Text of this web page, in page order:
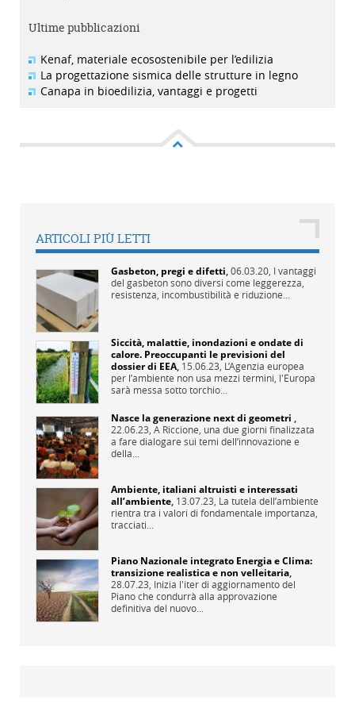
Ultime pubblicazioni
Kenaf, materiale ecosostenibile per l’edilizia
La progettazione sismica delle strutture in legno
Canapa in bioedilizia, vantaggi e progetti
ARTICOLI PIÙ LETTI
Gasbeton, pregi e difetti,06.03.20, I vantaggi
del gasbeton sono diversi come leggerezza,
resistenza, incombustibilità e riduzione...
Siccità, malattie, inondazioni e ondate di
calore. Preoccupanti le previsioni del
dossier di EEA, 15.06.23, L’Agenzia europea
per l’ambiente non usa mezzi termini, l'Europa
sarà messa sotto torchio...
Nasce la generazione next di geometri ,
22.06.23, A Riccione, una due giorni finalizzata
a fare dialogare sui temi dell’innovazione e
della...
Ambiente, italiani altruisti e interessati
all’ambiente, 13.07.23, La tutela dell’ambiente
rientra tra i valori di fondamentale importanza,
tracciati...
Piano Nazionale integrato Energia e Clima:
transizione realistica e non velleitaria,
28.07.23, Inizia l'iter di aggiornamento del
Piano che condurrà alla approvazione
definitiva del nuovo...